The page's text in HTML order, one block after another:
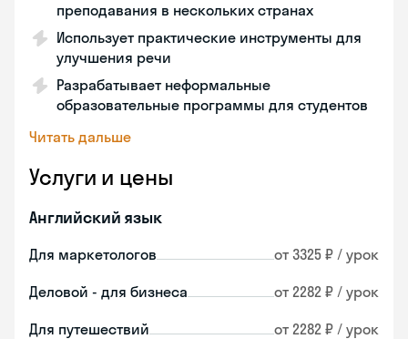
преподавания в нескольких странах
Использует практические инструменты для
улучшения речи
Разрабатывает неформальные
образовательные программы для студентов
Читать дальше
Услуги и цены
Английский язык
Для маркетологов от 3325 ₽ / урок
Деловой - для бизнеса от 2282 ₽ / урок
Для путешествий от 2282 ₽ / урок